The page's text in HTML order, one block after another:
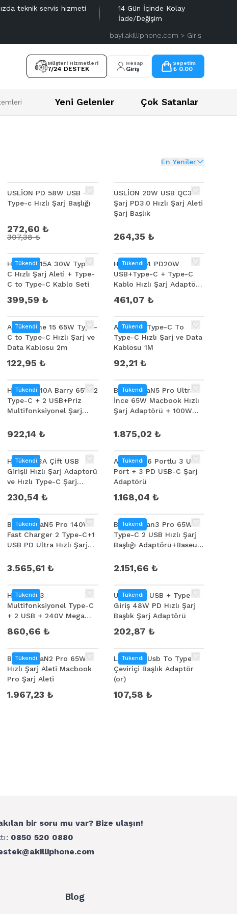
teknik servis hizmeti
14 Gün İçinde Kolay
İade/Değişim
bayi.akilliphone.com > Giriş
Müşteri Hizmetleri
7/24 DESTEK
Hesap
Giriş
Sepetim
₺ 0.00
Yeni Gelenler Çok Satanlar
En Yeniler
USLİON PD 58W USB +
Type-c Hızlı Şarj Başlığı
272,60 ₺
307,38 ₺
USLİON 20W USB QC3.0
Şarj PD3.0 Hızlı Şarj Aleti
Şarj Başlık
264,35 ₺
Tükendi
HOCO CS15A 30W Type-
C Hızlı Şarj Aleti + Type-
C to Type-C Kablo Seti
399,59 ₺
Tükendi
HOCO N34 PD20W
USB+Type-C + Type-C
Kablo Hızlı Şarj Adaptör
461,07 ₺
Tükendi
Ally İPhone 15 65W Type-
C to Type-C Hızlı Şarj ve
Data Kablosu 2m
122,95 ₺
Tükendi
Ally 65W Type-C To
Type-C Hızlı Şarj ve Data
Kablosu 1M
92,21 ₺
Tükendi
HOCO AC10A Barry 65W 2
Type-C + 2 USB+Priz
Multifonksiyonel Şarj
922,14 ₺
Tükendi
Baseus GaN5 Pro Ultra
İnce 65W Macbook Hızlı
Şarj Adaptörü + 100W
1.875,02 ₺
Tükendi
Hoco C73A Çift USB
Girişli Hızlı Şarj Adaptörü
ve Hızlı Type-C Şarj
230,54 ₺
Tükendi
Ally 96W 6 Portlu 3 USB
Port + 3 PD USB-C Şarj
Adaptörü
1.168,04 ₺
Tükendi
Baseus GaN5 Pro 140W
Fast Charger 2 Type-C+1
USB PD Ultra Hızlı Şarj
Kablosu
3.565,61 ₺
Tükendi
Baseus Gan3 Pro 65W 2
Type-C 2 USB Hızlı Şarj
Başlığı Adaptörü+Baseus
2.151,66 ₺
Tükendi
HOCO NS3
Multifonksiyonel Type-C
+ 2 USB + 240V Mega
860,66 ₺
Tükendi
USLİON 3 USB + Type-C
Giriş 48W PD Hızlı Şarj
Başlık Şarj Adaptörü
202,87 ₺
Tükendi
Baseus GaN2 Pro 65W
Hızlı Şarj Aleti Macbook
Pro Şarj Aleti
1.967,23 ₺
Tükendi
Lg Micro Usb To Type-C
Çeviriçi Başlık Adaptör
(or)
107,58 ₺
bir soru mu var? Bize ulaşın!
0850 520 0880
Blog